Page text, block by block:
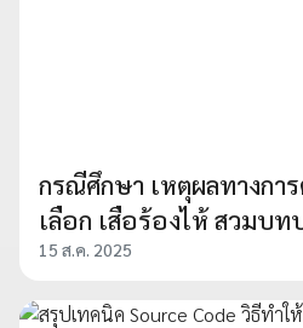
กรณีศึกษา เหตุผลทางกา
เลือก เสือร้องไห้ สวมบท
15 ส.ค. 2025